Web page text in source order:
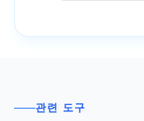
관련 도구